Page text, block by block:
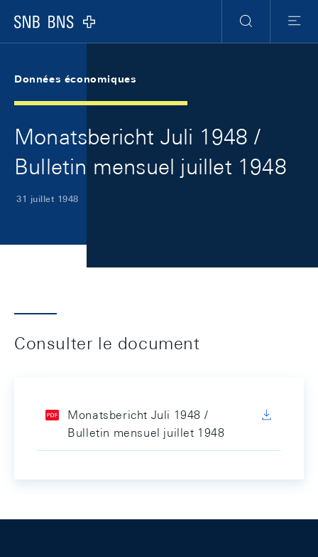
Logo
RechercheMenu
Données économiques
Monatsbericht Juli 1948 /
Bulletin mensuel juillet 1948
31 juillet 1948
Consulter le document
Monatsbericht Juli 1948 /
Bulletin mensuel juillet 1948